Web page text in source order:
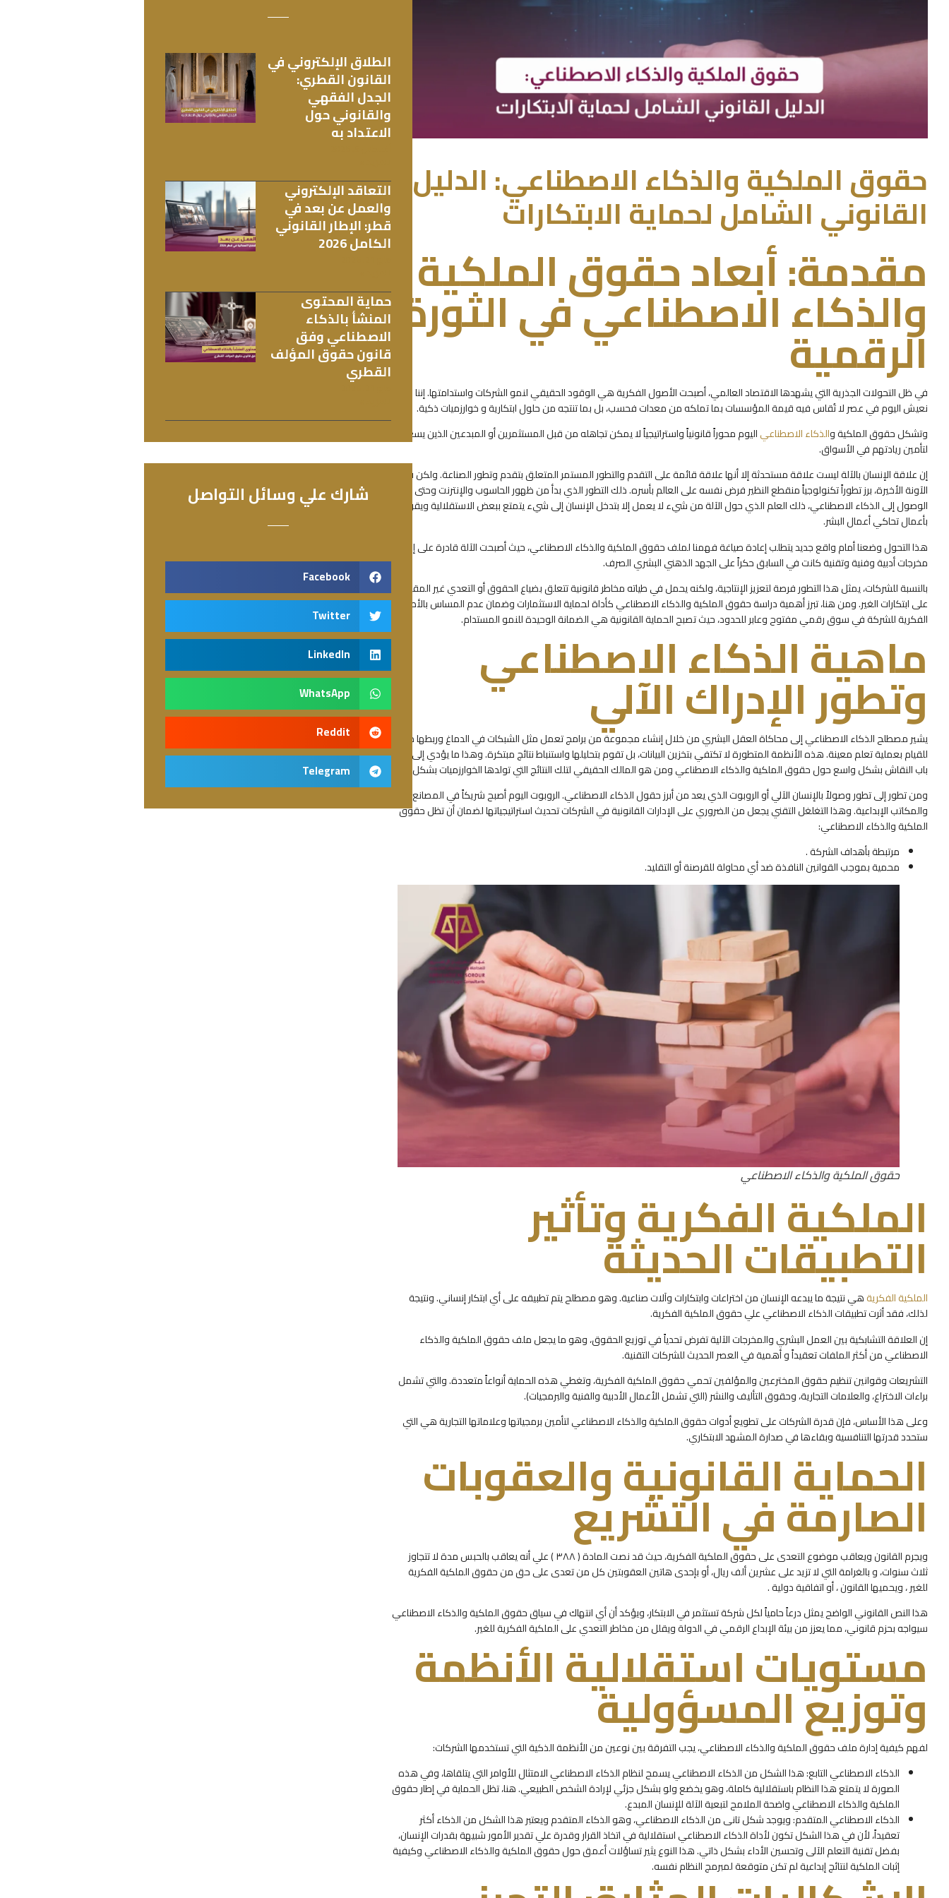
حقوق الملكية والذكاء الاصطناعي: الدليل
القانوني الشامل لحماية الابتكارات
مقدمة: أبعاد حقوق الملكية
والذكاء الاصطناعي في الثورة
الرقمية
في ظل التحولات الجذرية التي يشهدها الاقتصاد العالمي، أصبحت الأصول الفكرية هي الوقود الحقيقي لنمو الشركات واستدامتها. إننا
نعيش اليوم في عصر لا تُقاس فيه قيمة المؤسسات بما تملكه من معدات فحسب، بل بما تنتجه من حلول ابتكارية و خوارزميات ذكية.
وتشكل حقوق الملكية والذكاء الاصطناعياليوم محوراً قانونياً واستراتيجياً لا يمكن تجاهله من قبل المستثمرين أو المبدعين الذين يسعون
لتأمين ريادتهم في الأسواق.
إن علاقة الإنسان بالآلة ليست علاقة مستحدثة إلا أنها علاقة قائمة على التقدم والتطور المستمر المتعلق بتقدم وتطور الصناعة. ولكن في
الآونة الأخيرة، برز تطوراً تكنولوجياً منقطع النظير فرض نفسه على العالم بأسره. ذلك التطور الذي بدأ من ظهور الحاسوب والإنترنت وحتى
الوصول إلى الذكاء الاصطناعي، ذلك العلم الذي حول الآلة من شيء لا يعمل إلا بتدخل الإنسان إلى شيء يتمتع ببعض الاستقلالية ويقوم
بأعمال تحاكي أعمال البشر.
هذا التحول وضعنا أمام واقع جديد يتطلب إعادة صياغة فهمنا لملف حقوق الملكية والذكاء الاصطناعي، حيث أصبحت الآلة قادرة على إنتاج
مخرجات أدبية وفنية وتقنية كانت في السابق حكراً على الجهد الذهني البشري الصرف.
بالنسبة للشركات، يمثل هذا التطور فرصة لتعزيز الإنتاجية، ولكنه يحمل في طياته مخاطر قانونية تتعلق بضياع الحقوق أو التعدي غير المقصود
على ابتكارات الغير. ومن هنا، تبرز أهمية دراسة حقوق الملكية والذكاء الاصطناعي كأداة لحماية الاستثمارات وضمان عدم المساس بالأصول
الفكرية للشركة في سوق رقمي مفتوح وعابر للحدود، حيث تصبح الحماية القانونية هي الضمانة الوحيدة للنمو المستدام.
ماهية الذكاء الاصطناعي
وتطور الإدراك الآلي
يشير مصطلح الذكاء الاصطناعي إلى محاكاة العقل البشري من خلال إنشاء مجموعة من برامج تعمل مثل الشبكات في الدماغ وربطها معاً
للقيام بعملية تعلم معينة. هذه الأنظمة المتطورة لا تكتفي بتخزين البيانات، بل تقوم بتحليلها واستنباط نتائج مبتكرة. وهذا ما يؤدي إلى فتح
باب النقاش بشكل واسع حول حقوق الملكية والذكاء الاصطناعي ومن هو المالك الحقيقي لتلك النتائج التي تولدها الخوارزميات بشكل آلي.
ومن تطور إلى تطور وصولاً بالإنسان الآلي أو الروبوت الذي يعد من أبرز حقول الذكاء الاصطناعي. الروبوت اليوم أصبح شريكاً في المصانع
والمكاتب الإبداعية. وهذا التغلغل التقني يجعل من الضروري على الإدارات القانونية في الشركات تحديث استراتيجياتها لضمان أن تظل حقوق
الملكية والذكاء الاصطناعي:
مرتبطة بأهداف الشركة .
محمية بموجب القوانين النافذة ضد أي محاولة للقرصنة أو التقليد.
حقوق الملكية والذكاء الاصطناعي
الملكية الفكرية وتأثير
التطبيقات الحديثة
الملكية الفكريةهي نتيجة ما يبدعه الإنسان من اختراعات وابتكارات وآلات صناعية. وهو مصطلح يتم تطبيقه على أي ابتكار إنساني. ونتيجة
لذلك، فقد أثرت تطبيقات الذكاء الاصطناعي علي حقوق الملكية الفكرية.
إن العلاقة التشابكية بين العمل البشري والمخرجات الآلية تفرض تحدياً في توزيع الحقوق، وهو ما يجعل ملف حقوق الملكية والذكاء
الاصطناعي من أكثر الملفات تعقيداً و أهمية في العصر الحديث للشركات التقنية.
التشريعات وقوانين تنظيم حقوق المخترعين والمؤلفين تحمي حقوق الملكية الفكرية، وتغطي هذه الحماية أنواعاً متعددة. والتي تشمل
براءات الاختراع، والعلامات التجارية، وحقوق التأليف والنشر (التي تشمل الأعمال الأدبية والفنية والبرمجيات).
وعلى هذا الأساس، فإن قدرة الشركات على تطويع أدوات حقوق الملكية والذكاء الاصطناعي لتأمين برمجياتها وعلاماتها التجارية هي التي
ستحدد قدرتها التنافسية وبقاءها في صدارة المشهد الابتكاري.
الحماية القانونية والعقوبات
الصارمة في التشريع
ويجرم القانون ويعاقب موضوع التعدى على حقوق الملكية الفكرية، حيث قد نصت المادة ( ٣٨٨ ) علي أنه يعاقب بالحبس مدة لا تتجاوز
ثلاث سنوات، و بالغرامة التي لا تزيد على عشرين ألف ريال، أو بإحدى هاتين العقوبتين كل من تعدى على حق من حقوق الملكية الفكرية
للغير ، ويحميها القانون ، أو اتفاقية دولية .
هذا النص القانوني الواضح يمثل درعاً حامياً لكل شركة تستثمر في الابتكار، ويؤكد أن أي انتهاك في سياق حقوق الملكية والذكاء الاصطناعي
سيواجه بحزم قانوني، مما يعزز من بيئة الإبداع الرقمي في الدولة ويقلل من مخاطر التعدي على الملكية الفكرية للغير.
مستويات استقلالية الأنظمة
وتوزيع المسؤولية
لفهم كيفية إدارة ملف حقوق الملكية والذكاء الاصطناعي، يجب التفرقة بين نوعين من الأنظمة الذكية التي تستخدمها الشركات:
الذكاء الاصطناعي التابع: هذا الشكل من الذكاء الاصطناعي يسمح لنظام الذكاء الاصطناعي الامتثال للأوامر التي يتلقاها، وفي هذه
الصورة لا يتمتع هذا النظام باستقلالية كاملة، وهو يخضع ولو بشكل جزئي لإرادة الشخص الطبيعي. هنا، تظل الحماية في إطار حقوق
الملكية والذكاء الاصطناعي واضحة الملامح لتبعية الآلة للإنسان المبدع.
الذكاء الاصطناعي المتقدم: ويوجد شكل تانى من الذكاء الاصطناعي، وهو الذكاء المتقدم ويعتبر هذا الشكل من الذكاء أكثر
تعقيداً، لأن في هذا الشكل تكون لأداة الذكاء الاصطناعي استقلالية في اتخاذ القرار وقدرة علي تقدير الأمور شبيهة بقدرات الإنسان،
بفضل تقنية التعلم الآلى وتحسين الأداء بشكل ذاتي. هذا النوع يثير تساؤلات أعمق حول حقوق الملكية والذكاء الاصطناعي وكيفية
إثبات الملكية لنتائج إبداعية لم تكن متوقعة لمبرمج النظام نفسه.
الطلاق الإلكتروني في
القانون القطري:
الجدل الفقهي
والقانوني حول
الاعتداد به
التعاقد الإلكتروني
والعمل عن بعد في
قطر: الإطار القانوني
الكامل 2026
حماية المحتوى
المنشأ بالذكاء
الاصطناعي وفق
قانون حقوق المؤلف
القطري
شارك علي وسائل التواصل
Facebook
Twitter
LinkedIn
WhatsApp
Reddit
Telegram